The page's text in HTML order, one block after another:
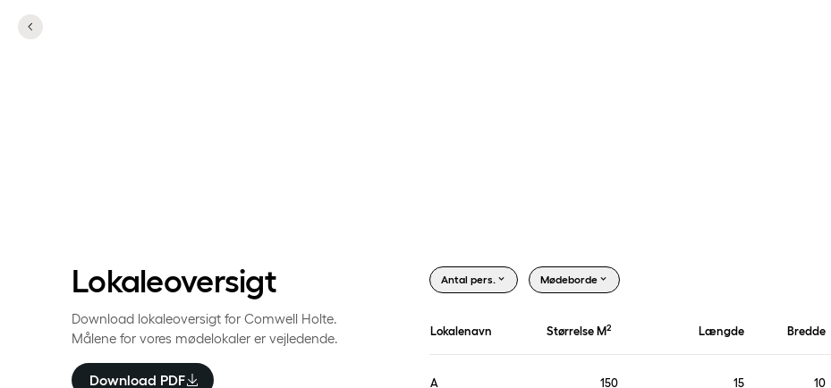
Lokaleoversigt
Download lokaleoversigt for Comwell Holte.
Målene for vores mødelokaler er vejledende.
Download PDF
Antal pers. Mødeborde
Lokalenavn Størrelse M2 Længde Bredde
A 150 15 10